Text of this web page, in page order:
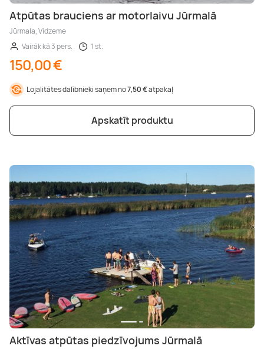
Atpūtas brauciens ar motorlaivu Jūrmalā
Jūrmala, Vidzeme
Vairāk kā 3 pers.
1 st.
150,00 €
Lojalitātes dalībnieki saņem no7,50 €atpakaļ
Apskatīt produktu
Aktīvas atpūtas piedzīvojums Jūrmalā